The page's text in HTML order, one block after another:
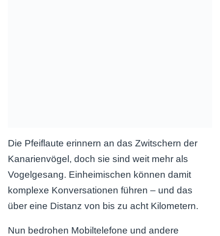
Die Pfeiflaute erinnern an das Zwitschern der
Kanarienvögel, doch sie sind weit mehr als
Vogelgesang. Einheimischen können damit
komplexe Konversationen führen – und das
über eine Distanz von bis zu acht Kilometern.
Nun bedrohen Mobiltelefone und andere